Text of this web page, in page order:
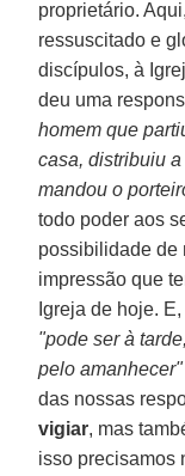
proprietário.
ressuscitado e
discípulos, à
deu uma
homem que
casa, distribuiu
mandou o
todo poder aos
possibilidade de
impressão que
Igreja de hoje.
"pode ser à
pelo amanhecer"
das nossas
vigiar, mas
isso precisamos